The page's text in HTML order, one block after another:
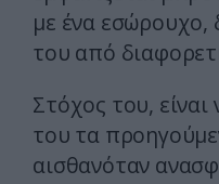
με ένα εσώρουχο,
του από
Στόχος του,
του τα
αισθανόταν